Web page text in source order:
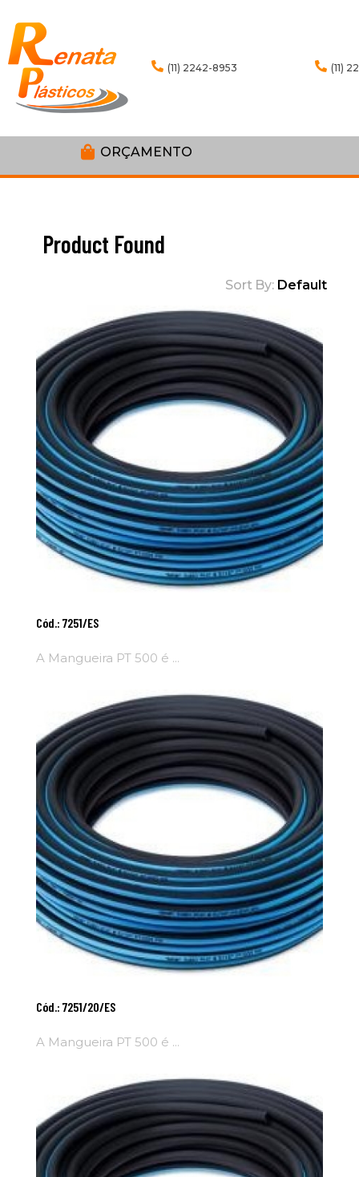
(11) 2242-8953 (11)
ORÇAMENTO
Product Found
Sort By: Default
Cód.: 7251/ES
A Mangueira PT 500 é ...
Adicionar Ao
Carrinho
Cód.: 7251/20/ES
A Mangueira PT 500 é ...
Adicionar Ao
Carrinho